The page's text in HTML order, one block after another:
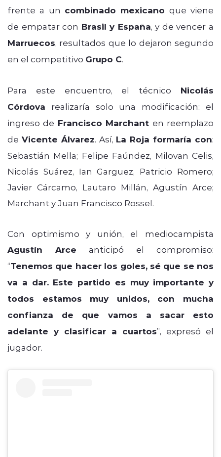
frente a un combinado mexicano que viene
de empatar con Brasil y España, y de vencer a
Marruecos, resultados que lo dejaron segundo
en el competitivo Grupo C.
Para este encuentro, el técnico Nicolás
Córdova realizaría solo una modificación: el
ingreso de Francisco Marchant en reemplazo
de Vicente Álvarez. Así, La Roja formaría con:
Sebastián Mella; Felipe Faúndez, Milovan Celis,
Nicolás Suárez, Ian Garguez, Patricio Romero;
Javier Cárcamo, Lautaro Millán, Agustín Arce;
Marchant y Juan Francisco Rossel.
Con optimismo y unión, el mediocampista
Agustín Arce anticipó el compromiso:
“Tenemos que hacer los goles, sé que se nos
va a dar. Este partido es muy importante y
todos estamos muy unidos, con mucha
confianza de que vamos a sacar esto
adelante y clasificar a cuartos”, expresó el
jugador.